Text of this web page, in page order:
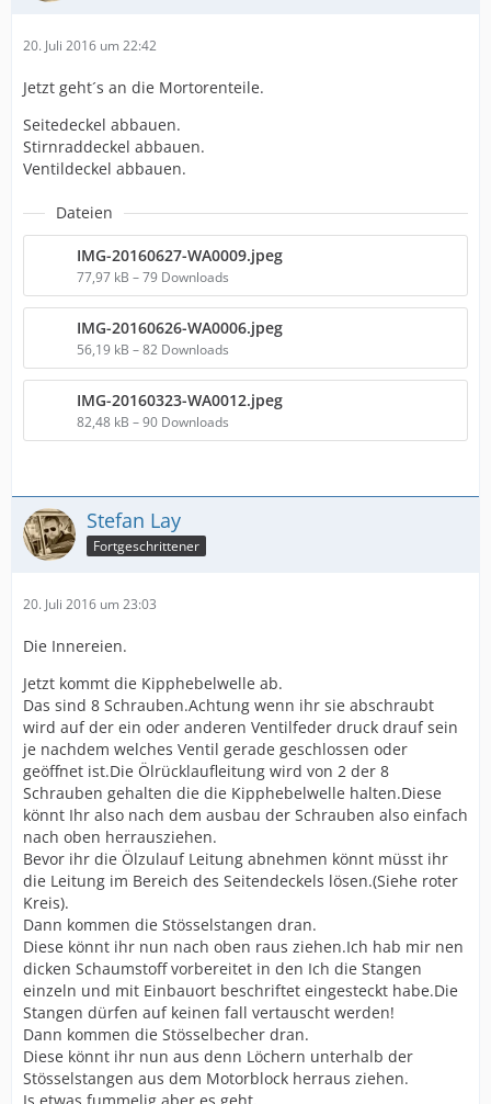
20. Juli 2016 um 22:42
Jetzt geht´s an die Mortorenteile.
Seitedeckel abbauen.
Stirnraddeckel abbauen.
Ventildeckel abbauen.
Dateien
IMG-20160627-WA0009.jpeg
77,97 kB – 79 Downloads
IMG-20160626-WA0006.jpeg
56,19 kB – 82 Downloads
IMG-20160323-WA0012.jpeg
82,48 kB – 90 Downloads
Stefan Lay
Fortgeschrittener
20. Juli 2016 um 23:03
Die Innereien.
Jetzt kommt die Kipphebelwelle ab.
Das sind 8 Schrauben.Achtung wenn ihr sie abschraubt
wird auf der ein oder anderen Ventilfeder druck drauf sein
je nachdem welches Ventil gerade geschlossen oder
geöffnet ist.Die Ölrücklaufleitung wird von 2 der 8
Schrauben gehalten die die Kipphebelwelle halten.Diese
könnt Ihr also nach dem ausbau der Schrauben also einfach
nach oben herrausziehen.
Bevor ihr die Ölzulauf Leitung abnehmen könnt müsst ihr
die Leitung im Bereich des Seitendeckels lösen.(Siehe roter
Kreis).
Dann kommen die Stösselstangen dran.
Diese könnt ihr nun nach oben raus ziehen.Ich hab mir nen
dicken Schaumstoff vorbereitet in den Ich die Stangen
einzeln und mit Einbauort beschriftet eingesteckt habe.Die
Stangen dürfen auf keinen fall vertauscht werden!
Dann kommen die Stösselbecher dran.
Diese könnt ihr nun aus denn Löchern unterhalb der
Stösselstangen aus dem Motorblock herraus ziehen.